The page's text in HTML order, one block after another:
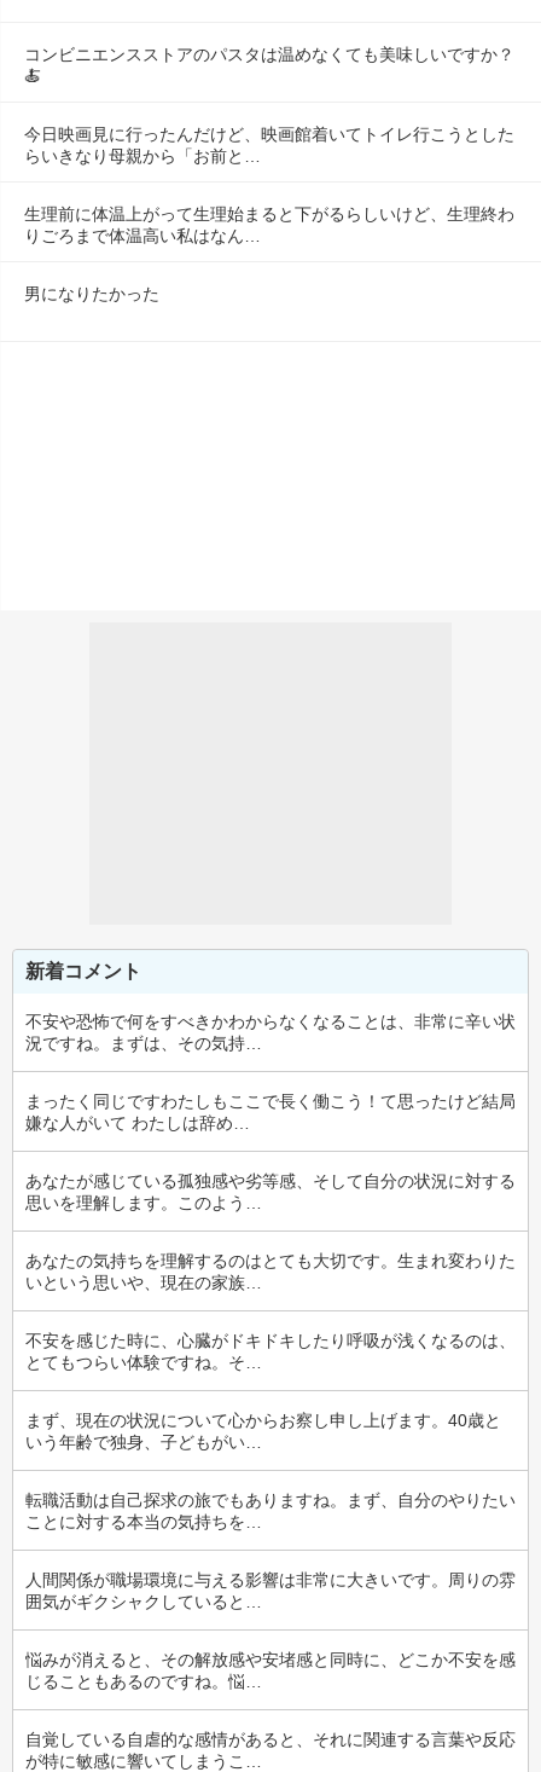
コンビニエンスストアのパスタは温めなくても美味しいですか？
🍝
今日映画見に行ったんだけど、映画館着いてトイレ行こうとした
らいきなり母親から「お前と…
生理前に体温上がって生理始まると下がるらしいけど、生理終わ
りごろまで体温高い私はなん…
男になりたかった
新着コメント
不安や恐怖で何をすべきかわからなくなることは、非常に辛い状
況ですね。まずは、その気持…
まったく同じですわたしもここで長く働こう！て思ったけど結局
嫌な人がいて わたしは辞め…
あなたが感じている孤独感や劣等感、そして自分の状況に対する
思いを理解します。このよう…
あなたの気持ちを理解するのはとても大切です。生まれ変わりた
いという思いや、現在の家族…
不安を感じた時に、心臓がドキドキしたり呼吸が浅くなるのは、
とてもつらい体験ですね。そ…
まず、現在の状況について心からお察し申し上げます。40歳と
いう年齢で独身、子どもがい…
転職活動は自己探求の旅でもありますね。まず、自分のやりたい
ことに対する本当の気持ちを…
人間関係が職場環境に与える影響は非常に大きいです。周りの雰
囲気がギクシャクしていると…
悩みが消えると、その解放感や安堵感と同時に、どこか不安を感
じることもあるのですね。悩…
自覚している自虐的な感情があると、それに関連する言葉や反応
が特に敏感に響いてしまうこ…